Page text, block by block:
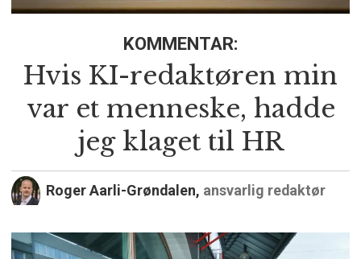
KOMMENTAR:
Hvis KI-redaktøren min
var et menneske, hadde
jeg klaget til HR
Roger Aarli-Grøndalen, ansvarlig redaktør